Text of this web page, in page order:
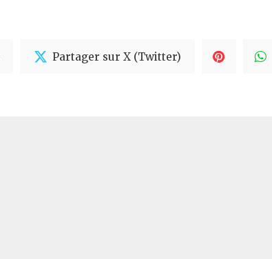
Partager sur X (Twitter)